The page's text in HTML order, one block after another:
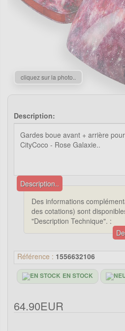
cliquez sur la photo..
Description:
Gardes boue avant + arrière pour
CityCoco - Rose Galaxie..
Description..
Des informations
des cotations) sont
"Description Technique". :
Référence : 1556632106
EN STOCK
64.90EUR